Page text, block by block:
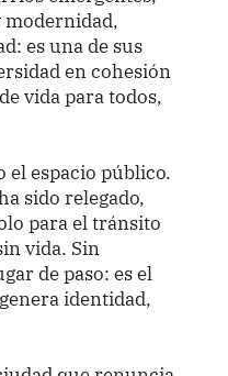
es una de sus
en cohesión
vida para todos,
el espacio público.
sido relegado,
para el tránsito
vida. Sin
de paso: es el
identidad,